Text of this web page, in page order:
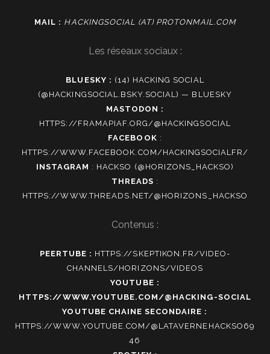
MAIL : HACKINGSOCIAL (AT) PROTONMAIL.COM
Les réseaux sociaux :
BLUESKY : (14) HACKING SOCIAL
(@HACKINGSOCIAL.BSKY.SOCIAL) — BLUESKY
MASTODON :
HTTPS://FRAMAPIAF.ORG/@HACKINGSOCIAL
FACEBOOK :
HTTPS://WWW.FACEBOOK.COM/HACKINGSOCIALFR/
INSTAGRAM : HACKSO (@HORIZONS_HACKSO)
THREADS :
HTTPS://WWW.THREADS.NET/@HORIZONS_HACKSO
Contenus :
PEERTUBE : HTTPS://SKEPTIKON.FR/VIDEO-
CHANNELS/HORIZONS/VIDEOS
YOUTUBE :
HTTPS://WWW.YOUTUBE.COM/@HACKING-SOCIAL
YOUTUBE CHAINE SECONDAIRE :
HTTPS://WWW.YOUTUBE.COM/@LATAVERNEHACKSO69
46